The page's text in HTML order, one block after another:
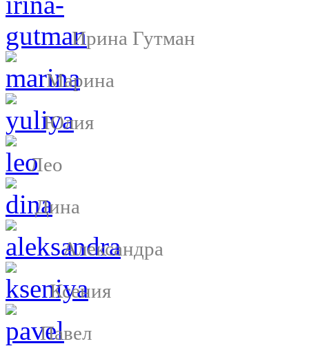
Ирина Гутман
Марина
Юлия
Лео
Дина
Александра
Ксения
Павел